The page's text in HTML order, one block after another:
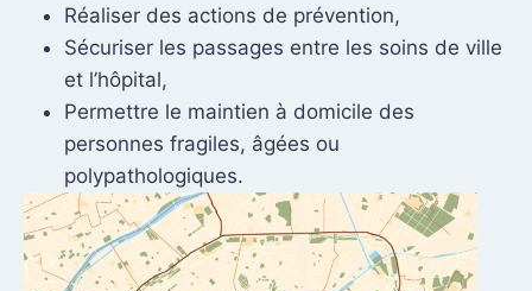
Réaliser des actions de prévention,
Sécuriser les passages entre les soins de ville
et l’hôpital,
Permettre le maintien à domicile des
personnes fragiles, âgées ou
polypathologiques.